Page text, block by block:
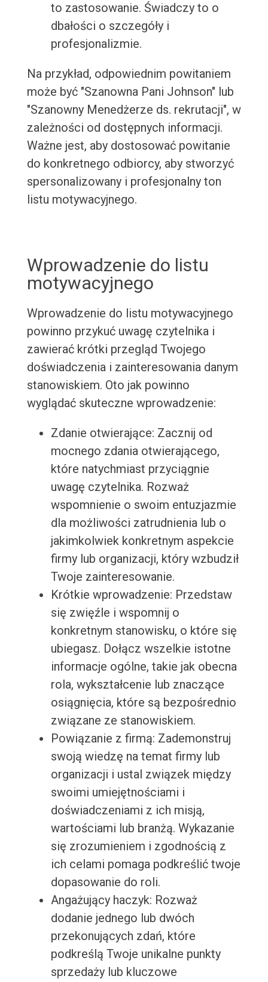
to zastosowanie. Świadczy to o
dbałości o szczegóły i
profesjonalizmie.
Na przykład, odpowiednim powitaniem
może być "Szanowna Pani Johnson" lub
"Szanowny Menedżerze ds. rekrutacji", w
zależności od dostępnych informacji.
Ważne jest, aby dostosować powitanie
do konkretnego odbiorcy, aby stworzyć
spersonalizowany i profesjonalny ton
listu motywacyjnego.
Wprowadzenie do listu
motywacyjnego
Wprowadzenie do listu motywacyjnego
powinno przykuć uwagę czytelnika i
zawierać krótki przegląd Twojego
doświadczenia i zainteresowania danym
stanowiskiem. Oto jak powinno
wyglądać skuteczne wprowadzenie:
Zdanie otwierające: Zacznij od
mocnego zdania otwierającego,
które natychmiast przyciągnie
uwagę czytelnika. Rozważ
wspomnienie o swoim entuzjazmie
dla możliwości zatrudnienia lub o
jakimkolwiek konkretnym aspekcie
firmy lub organizacji, który wzbudził
Twoje zainteresowanie.
Krótkie wprowadzenie: Przedstaw
się zwięźle i wspomnij o
konkretnym stanowisku, o które się
ubiegasz. Dołącz wszelkie istotne
informacje ogólne, takie jak obecna
rola, wykształcenie lub znaczące
osiągnięcia, które są bezpośrednio
związane ze stanowiskiem.
Powiązanie z firmą: Zademonstruj
swoją wiedzę na temat firmy lub
organizacji i ustal związek między
swoimi umiejętnościami i
doświadczeniami z ich misją,
wartościami lub branżą. Wykazanie
się zrozumieniem i zgodnością z
ich celami pomaga podkreślić twoje
dopasowanie do roli.
Angażujący haczyk: Rozważ
dodanie jednego lub dwóch
przekonujących zdań, które
podkreślą Twoje unikalne punkty
sprzedaży lub kluczowe